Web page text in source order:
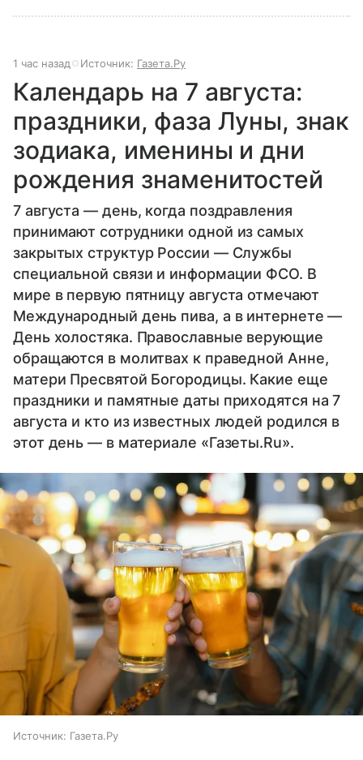
1 час назад Источник: Газета.Ру
Календарь на 7 августа:
праздники, фаза Луны, знак
зодиака, именины и дни
рождения знаменитостей
7 августа — день, когда поздравления
принимают сотрудники одной из самых
закрытых структур России — Службы
специальной связи и информации ФСО. В
мире в первую пятницу августа отмечают
Международный день пива, а в интернете —
День холостяка. Православные верующие
обращаются в молитвах к праведной Анне,
матери Пресвятой Богородицы. Какие еще
праздники и памятные даты приходятся на 7
августа и кто из известных людей родился в
этот день — в материале «Газеты.Ru».
Источник: Газета.Ру